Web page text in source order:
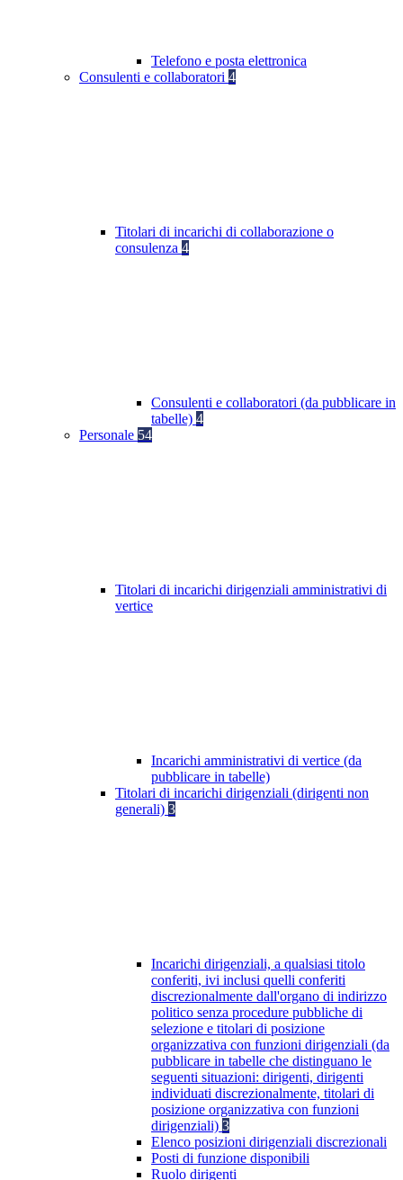
Telefono e posta elettronica
Consulenti e collaboratori 4
Titolari di incarichi di collaborazione o
consulenza 4
Consulenti e collaboratori (da pubblicare in
tabelle) 4
Personale 54
Titolari di incarichi dirigenziali amministrativi di
vertice
Incarichi amministrativi di vertice (da
pubblicare in tabelle)
Titolari di incarichi dirigenziali (dirigenti non
generali) 3
Incarichi dirigenziali, a qualsiasi titolo
conferiti, ivi inclusi quelli conferiti
discrezionalmente dall'organo di indirizzo
politico senza procedure pubbliche di
selezione e titolari di posizione
organizzativa con funzioni dirigenziali (da
pubblicare in tabelle che distinguano le
seguenti situazioni: dirigenti, dirigenti
individuati discrezionalmente, titolari di
posizione organizzativa con funzioni
dirigenziali) 3
Elenco posizioni dirigenziali discrezionali
Posti di funzione disponibili
Ruolo dirigenti